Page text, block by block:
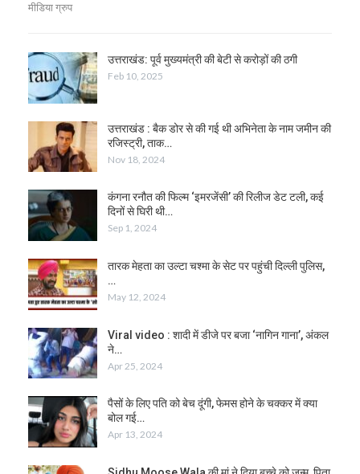
मीडिया ग्रुप
उत्तराखंड: पूर्व मुख्यमंत्री की बेटी से करोड़ों की ठगी
Feb 10, 2025
उत्तराखंड : बैक डोर से की गई थी अभिनेता के नाम जमीन की
रजिस्ट्री, ताक…
Nov 18, 2024
कंगना रनौत की फिल्म ‘इमरजेंसी’ की रिलीज डेट टली, कई
दिनों से घिरी थी…
Sep 1, 2024
तारक मेहता का उल्टा चश्मा के सेट पर पहुंची दिल्ली पुलिस,
…
May 12, 2024
Viral video : शादी में डीजे पर बजा ‘नागिन गाना’, अंकल
ने…
Apr 25, 2024
पैसों के लिए पति को बेच दूंगी, फेमस होने के चक्कर में क्या
बोल गई…
Apr 13, 2024